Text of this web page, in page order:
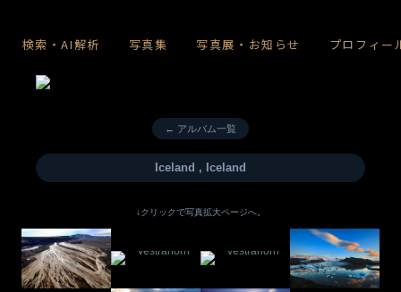
検索・AI解析 写真集 写真展・お知らせ プロフィー
← アルバム一覧
Iceland , Iceland
↓クリックで写真拡大ページへ。